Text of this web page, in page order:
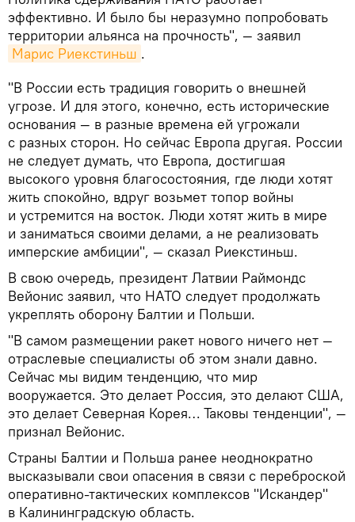
эффективно. И было бы неразумно попробовать
территории альянса на прочность", — заявил
Марис Риекстиньш .
"В России есть традиция говорить о внешней
угрозе. И для этого, конечно, есть исторические
основания — в разные времена ей угрожали
с разных сторон. Но сейчас Европа другая. России
не следует думать, что Европа, достигшая
высокого уровня благосостояния, где люди хотят
жить спокойно, вдруг возьмет топор войны
и устремится на восток. Люди хотят жить в мире
и заниматься своими делами, а не реализовать
имперские амбиции", — сказал Риекстиньш.
В свою очередь, президент Латвии Раймондс
Вейонис заявил, что НАТО следует продолжать
укреплять оборону Балтии и Польши.
"В самом размещении ракет нового ничего нет —
отраслевые специалисты об этом знали давно.
Сейчас мы видим тенденцию, что мир
вооружается. Это делает Россия, это делают США,
это делает Северная Корея… Таковы тенденции", —
признал Вейонис.
Страны Балтии и Польша ранее неоднократно
высказывали свои опасения в связи с переброской
оперативно-тактических комплексов "Искандер"
в Калининградскую область.